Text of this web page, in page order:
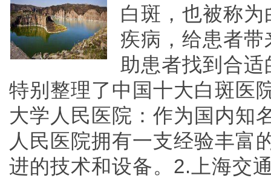
白斑，也被称
疾病，给患者
助患者找到合
特别整理了中国十大白斑医
大学人民医院：作为国内知
人民医院拥有一支经验丰富
进的技术和设备。2.上海交